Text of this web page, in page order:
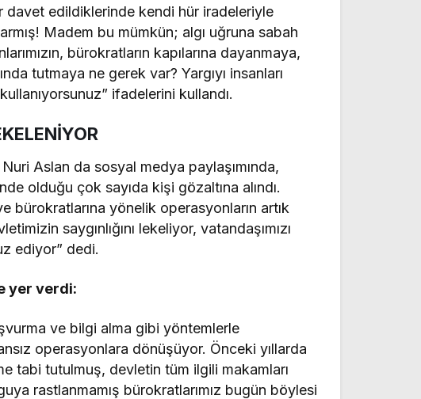
edildiklerinde kendi hür iradeleriyle
Madem bu mümkün; algı uğruna sabah
bürokratların kapılarına dayanmaya,
tutmaya ne gerek var? Yargıyı insanları
ifadelerini kullandı.
Aslan da sosyal medya paylaşımında,
olduğu çok sayıda kişi gözaltına alındı.
bürokratlarına yönelik operasyonların artık
saygınlığını lekeliyor, vatandaşımızı
ediyor” dedi.
yer verdi:
ve bilgi alma gibi yöntemlerle
operasyonlara dönüşüyor. Önceki yıllarda
tabi tutulmuş, devletin tüm ilgili makamları
rastlanmamış bürokratlarımız bugün böylesi